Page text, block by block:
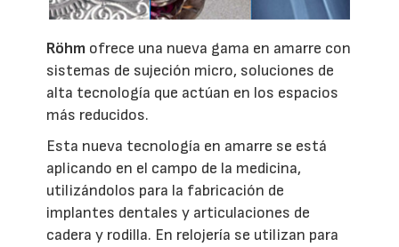
Röhm ofrece una nueva gama en amarre con
sistemas de sujeción micro, soluciones de
alta tecnología que actúan en los espacios
más reducidos.
Esta nueva tecnología en amarre se está
aplicando en el campo de la medicina,
utilizándolos para la fabricación de
implantes dentales y articulaciones de
cadera y rodilla. En relojería se utilizan para